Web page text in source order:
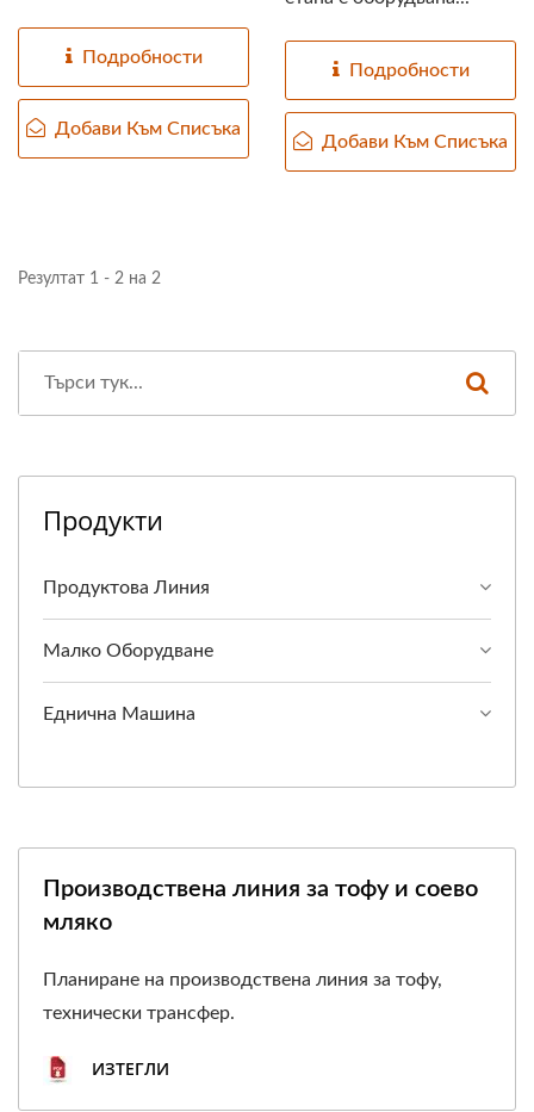
Подробности
Добави Към Списъка
Подробности
Добави Към Списъка
Резултат 1 - 2 на 2
Продукти
Продуктова Линия
Малко Оборудване
Еднична Машина
Производствена линия за тофу и соево
мляко
Планиране на производствена линия за тофу,
технически трансфер.
ИЗТЕГЛИ